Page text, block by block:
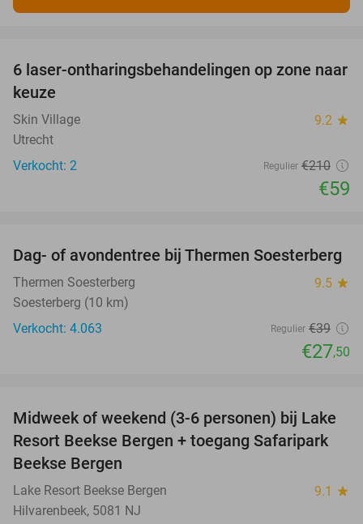
72%
6 laser-ontharingsbehandelingen op zone naar
keuze
Skin Village 9.2 star
Utrecht
Verkocht: 2
Regulier €210
€59
29%
Dag- of avondentree bij Thermen Soesterberg
Thermen Soesterberg 9.5 star
Soesterberg (10 km)
Verkocht: 4.063
Regulier €39
€27,50
53%
Midweek of weekend (3-6 personen) bij Lake
Resort Beekse Bergen + toegang Safaripark
Beekse Bergen
Lake Resort Beekse Bergen 9.1 star
Hilvarenbeek, 5081 NJ